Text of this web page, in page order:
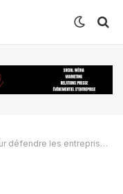
défendre les entreprises